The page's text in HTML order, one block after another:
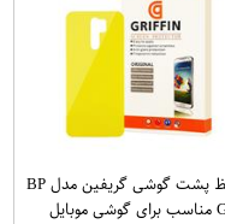
محافظ پشت گوشی گریفین مدل BP
GN pl مناسب برای گوشی موبایل